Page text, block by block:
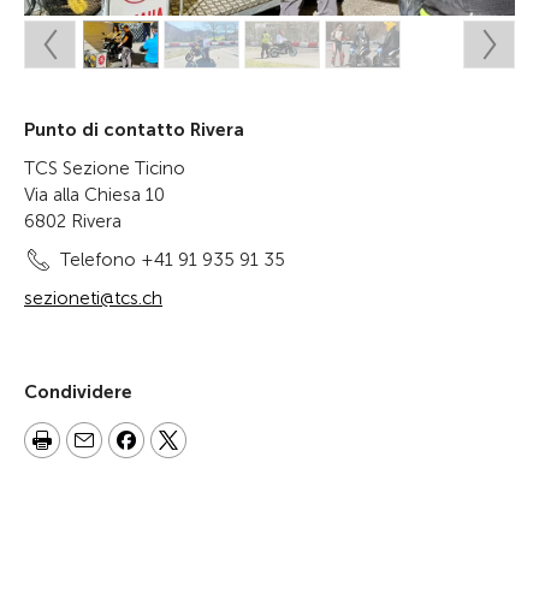
Punto di contatto Rivera
TCS Sezione Ticino
Via alla Chiesa 10
6802 Rivera
Telefono +41 91 935 91 35
sezioneti@tcs.ch
Condividere